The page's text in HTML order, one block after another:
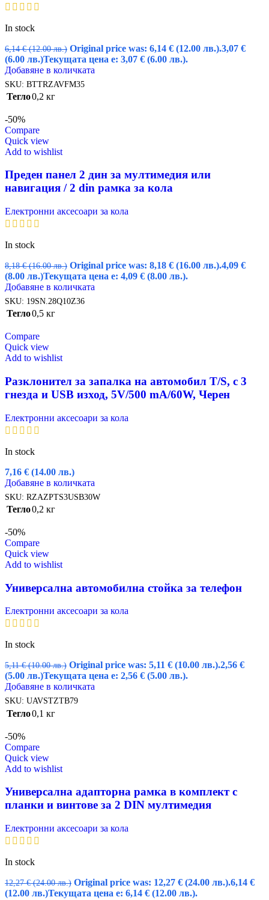
In stock
6,14€ (12.00 лв.) Original price was: 6,14 € (12.00 лв.).3,07 €
(6.00 лв.)Текущата цена е: 3,07 € (6.00 лв.).
Добавяне в количката
SKU: BTTRZAVFM35
Тегло0,2 кг
-50%
Compare
Quick view
Add to wishlist
Преден панел 2 дин за мултимедия или
навигация / 2 din рамка за кола
Електронни аксесоари за кола
In stock
8,18€ (16.00 лв.) Original price was: 8,18 € (16.00 лв.).4,09 €
(8.00 лв.)Текущата цена е: 4,09 € (8.00 лв.).
Добавяне в количката
SKU: 19SN.28Q10Z36
Тегло0,5 кг
Compare
Quick view
Add to wishlist
Разклонител за запалка на автомобил T/S, с 3
гнезда и USB изход, 5V/500 mA/60W, Черен
Електронни аксесоари за кола
In stock
7,16 € (14.00 лв.)
Добавяне в количката
SKU: RZAZPTS3USB30W
Тегло0,2 кг
-50%
Compare
Quick view
Add to wishlist
Универсална автомобилна стойка за телефон
Електронни аксесоари за кола
In stock
5,11€ (10.00 лв.) Original price was: 5,11 € (10.00 лв.).2,56 €
(5.00 лв.)Текущата цена е: 2,56 € (5.00 лв.).
Добавяне в количката
SKU: UAVSTZTB79
Тегло0,1 кг
-50%
Compare
Quick view
Add to wishlist
Универсална адапторна рамка в комплект с
планки и винтове за 2 DIN мултимедия
Електронни аксесоари за кола
In stock
12,27€ (24.00 лв.) Original price was: 12,27 € (24.00 лв.).6,14 €
(12.00 лв.)Текущата цена е: 6,14 € (12.00 лв.).